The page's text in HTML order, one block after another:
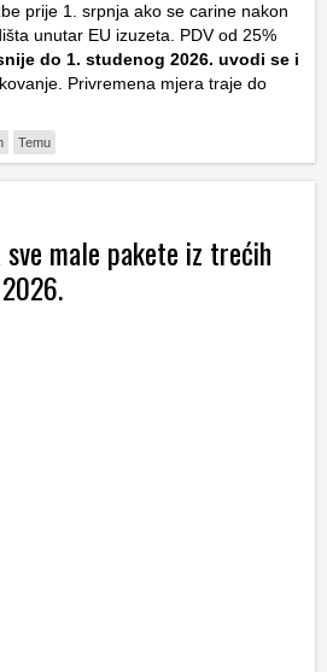
prije 1. srpnja ako se carine nakon
unutar EU izuzeta. PDV od 25%
do 1. studenog 2026. uvodi se i
Privremena mjera traje do
Temu
sve male pakete iz trećih